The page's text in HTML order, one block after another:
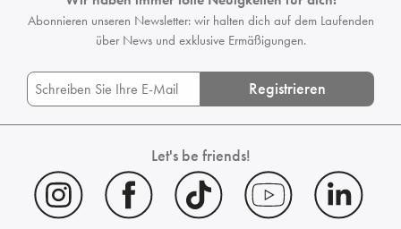
Abonnieren unseren Newsletter: wir halten dich auf dem Laufenden
über News und exklusive Ermäßigungen.
Registrieren
Let's be friends!